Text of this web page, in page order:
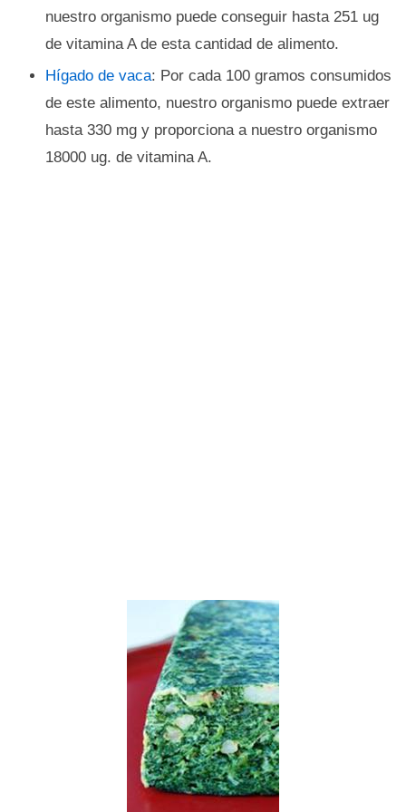
nuestro organismo puede conseguir hasta 251 ug
de vitamina A de esta cantidad de alimento.
Hígado de vaca: Por cada 100 gramos consumidos
de este alimento, nuestro organismo puede extraer
hasta 330 mg y proporciona a nuestro organismo
18000 ug. de vitamina A.